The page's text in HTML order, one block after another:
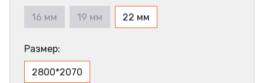
16 мм 19 мм 22 мм
Размер:
2800*2070